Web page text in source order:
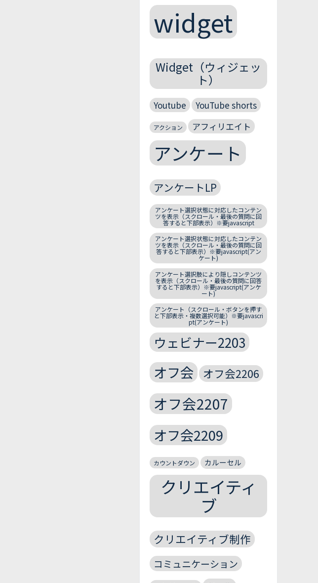
widget
Widget（ウィジェッ
ト）
Youtube YouTube shorts
アクション アフィリエイト
アンケート
アンケートLP
アンケート選択状態に対応したコンテン
ツを表示（スクロール・最後の質問に回
答すると下部表示）※要javascript
アンケート選択状態に対応したコンテン
ツを表示（スクロール・最後の質問に回
答すると下部表示）※要javascript(アン
ケート)
アンケート選択肢により隠しコンテンツ
を表示（スクロール・最後の質問に回答
すると下部表示）※要javascript(アンケ
ート)
アンケート（スクロール・ボタンを押す
と下部表示・複数選択可能）※要javascri
pt(アンケート)
ウェビナー2203
オフ会 オフ会2206
オフ会2207
オフ会2209
カウントダウン カルーセル
クリエイティ
ブ
クリエイティブ制作
コミュニケーション